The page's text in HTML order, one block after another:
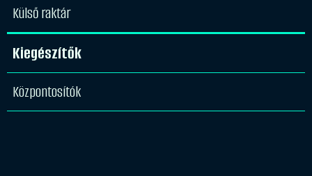
Külső raktár
Kiegészítők
Központosítók